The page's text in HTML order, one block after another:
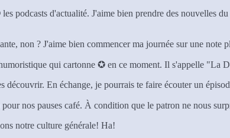
podcasts d'actualité. J'aime bien prendre des nouvelles
non ? J'aime bien commencer ma journée sur une note
qui cartonne ✪ en ce moment. Il s'appelle "La
découvrir. En échange, je pourrais te faire écouter un
nos pauses café. À condition que le patron ne nous
notre culture générale! Ha!